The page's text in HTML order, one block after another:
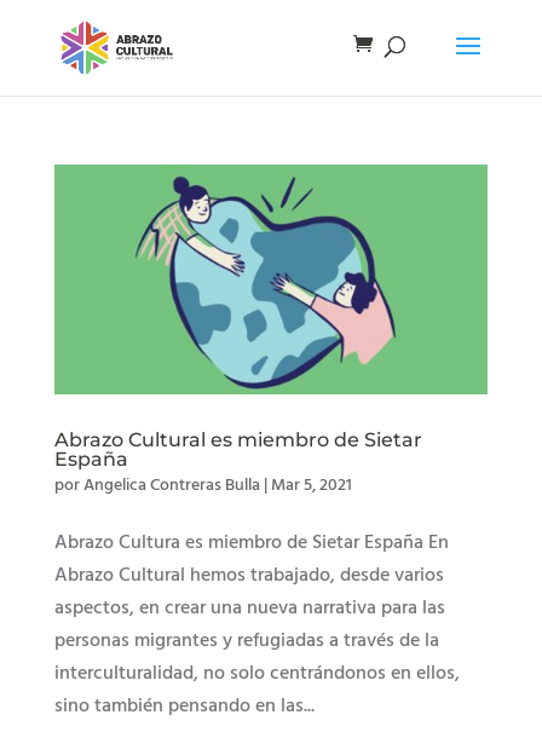
Abrazo Cultural es miembro de Sietar
España
porAngelica Contreras Bulla |Mar 5, 2021
Abrazo Cultura es miembro de Sietar España En
Abrazo Cultural hemos trabajado, desde varios
aspectos, en crear una nueva narrativa para las
personas migrantes y refugiadas a través de la
interculturalidad, no solo centrándonos en ellos,
sino también pensando en las...